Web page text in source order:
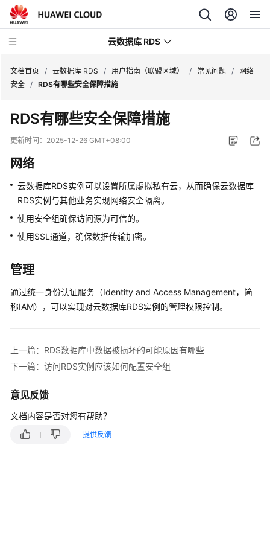
云数据库 RDS
产
介
绍
费
说
快
速
入
核
介
用
指
文档首页 / 云数据库 RDS / 用户指南（联盟区域） / 常见问题 /
网络
安全 / RDS有哪些安全保障措施
RDS有哪些安全保障措施
更新时间： 2025-12-26 GMT+08:00
网络
云数据库RDS实例可以设置所属虚拟私有云，从而确保云数据库
RDS实例与其他业务实现网络安全隔离。
使用安全组确保访问源为可信的。
使用SSL通道，确保数据传输加密。
管理
通过统一身份认证服务（Identity and Access Management，简
称IAM），可以实现对云数据库RDS实例的管理权限控制。
上一篇：RDS数据库中数据被损坏的可能原因有哪些
下一篇：访问RDS实例应该如何配置安全组
意见反馈
文档内容是否对您有帮助？
提供反馈